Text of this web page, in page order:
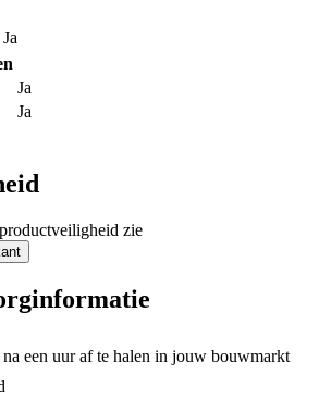
Ja
Ja
Ja
zie
na een uur af te halen in jouw bouwmarkt